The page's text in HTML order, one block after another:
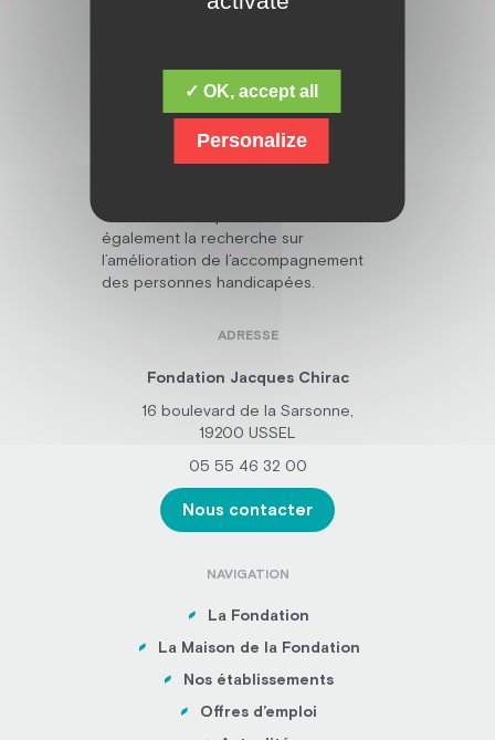
Découvrez la fondation Jacques Chirac,
dont la mission fondamentale est de
en situation de handicap mental,
elle ne s’arrête pas là, et œuvre
également la recherche sur
l’amélioration de l’accompagnement
des personnes handicapées.
ADRESSE
Fondation Jacques Chirac
16 boulevard de la Sarsonne,
19200 USSEL
05 55 46 32 00
Nous contacter
NAVIGATION
La Fondation
La Maison de la Fondation
Nos établissements
Offres d’emploi
✓ OK, accept all
Personalize